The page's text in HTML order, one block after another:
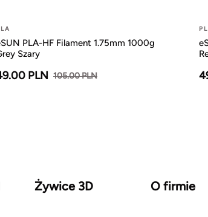
PLA-HF Filament 1.75mm 1000g
Szary
PLN 105.00 PLN
Żywice 3D O firmie